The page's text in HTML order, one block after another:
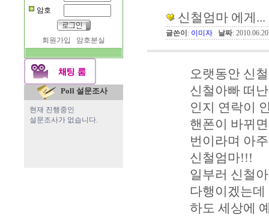
암호
회원가입 암호분실
Poll 설문조사
현재 진행중인
설문조사가 없습니다.
신철엄마 에게...
글쓴이 : 이미자 날짜:
오랫동안 신
신철아빠 떠
인지 연락이
핸폰이 바뀌
번이라며 아
신철엄마!!!
일부러 신철
다행이겠는데
하도 세상에